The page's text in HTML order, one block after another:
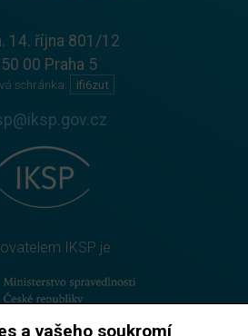
14. října 801/12
00 Praha 5
schránka: ifi6zut
IKSP je
a vašeho soukromí